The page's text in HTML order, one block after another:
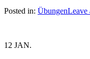
Posted in: ÜbungenLeave
12 JAN.